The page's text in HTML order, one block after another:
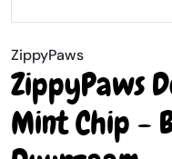
ZippyPaws
ZippyPaws
Mint Chip -